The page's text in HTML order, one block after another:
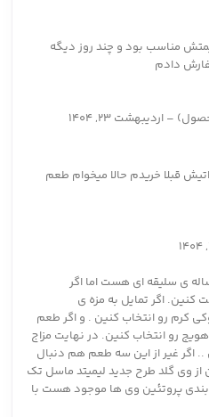
مناسب بود و چند روز دیگه
دادم
– اردیبهشت 23, 1404
قبلا خریدم حالا میخوام طعم
ی سلیقه ای هست اما اگر
کنین. اگر تمایل به مزه ی
کرم رو انتخاب کنین . و اگر طعم
رو انتخاب کنین. در نهایت مزاج
اگر غیر از این سه طعم هم دنبال
وی گلد طرح جدید لیمیتد ماسل تک
پروتئین وی ها موجود هست با